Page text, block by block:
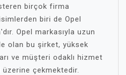
birçok firma
biri de Opel
Opel markasıyla uzun
olan bu şirket, yüksek
ve müşteri odaklı hizmet
üzerine çekmektedir.